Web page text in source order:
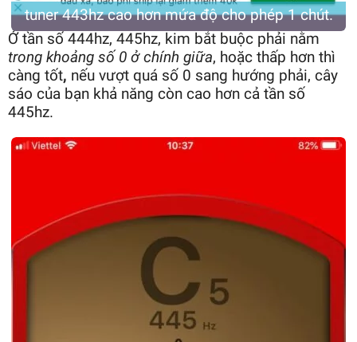
tuner 443hz cao hơn mứa độ cho phép 1 chút.
Ở tần số 444hz, 445hz, kim bắt buộc phải nằm
trong khoảng số 0 ở chính giữa, hoặc thấp hơn thì
càng tốt, nếu vượt quá số 0 sang hướng phải, cây
sáo của bạn khả năng còn cao hơn cả tần số
445hz.